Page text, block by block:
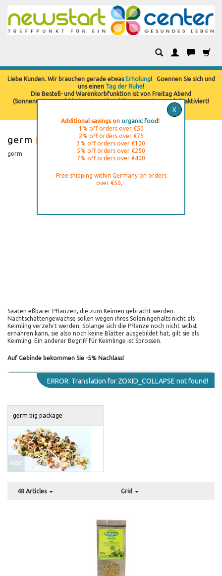
Liebe Kunden. Wir brauchen gerade etwas Erholung! Goennen Sie sich und
uns einen Tag der Ruhe!
Die Bestell- und Warenkorbfunktion ist von Freitag Abend
(Sonnenuntergang) bis Samstag Abend (Sonnenuntergang) deaktiviert!
X
Additional savings on organic food!
1% off orders over €50
2% off orders over €75
3% off orders over €100
5% off orders over €250
7% off orders over €400
Free shipping within Germany on orders
over €50,-.
germ
germ
Saaten eßbarer Pflanzen, die zum Keimen gebracht werden.
Nachtschattengewächse sollen wegen ihres Solaningehalts nicht als
Keimling verzehrt werden. Solange sich die Pflanze noch nicht selbst
ernähren kann, sie also noch keine Blätter ausgebildet hat, gilt sie als
Keimling. Ein anderer Begriff für Keimlinge ist Sprossen.
Auf Gebinde bekommen Sie -5% Nachlass!
ERROR: Translation for ZOXID_COLLAPSE not found!
germ big package
48 Articles Grid